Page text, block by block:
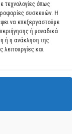
τεχνολογίες όπως
συσκευών. Η
να επεξεργαστούμε
ή μοναδικά
ή η ανάκληση της
και
βέλτιστη εμπειρία